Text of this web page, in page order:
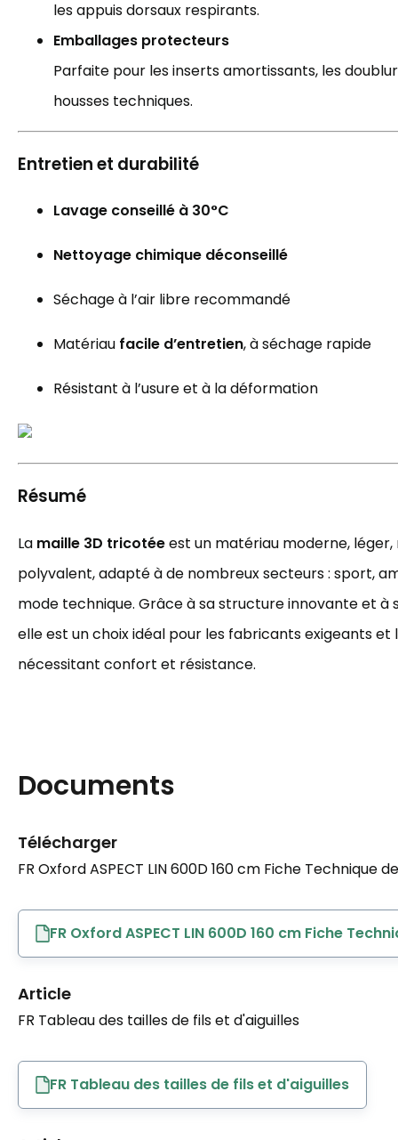
les appuis dorsaux respirants.
Emballages protecteurs
Parfaite pour les inserts amortissants, les
housses techniques.
Entretien et durabilité
Lavage conseillé à 30°C
Nettoyage chimique déconseillé
Séchage à l’air libre recommandé
Matériau facile d’entretien, à séchage rapide
Résistant à l’usure et à la déformation
Résumé
La maille 3D tricotéeest un matériau moderne,
polyvalent, adapté à de nombreux secteurs : sport,
mode technique. Grâce à sa structure innovante et à
elle est un choix idéal pour les fabricants exigeants
nécessitant confort et résistance.
Documents
Télécharger
FR Oxford ASPECT LIN 600D 160 cm Fiche Technique
FR Oxford ASPECT LIN 600D 160 cm Fiche
Article
FR Tableau des tailles de fils et d'aiguilles
FR Tableau des tailles de fils et d'aiguilles